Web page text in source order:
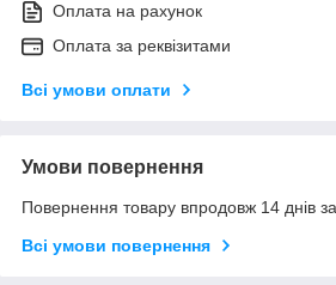
Оплата на рахунок
Оплата за реквізитами
Всі умови оплати
Умови повернення
Повернення товару впродовж 14 днів
Всі умови повернення